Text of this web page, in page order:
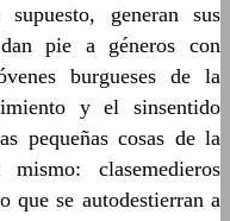
generan sus
pie a géneros con
burgueses de la
y el sinsentido
pequeñas cosas de la
clasemedieros
que se autodestierran a